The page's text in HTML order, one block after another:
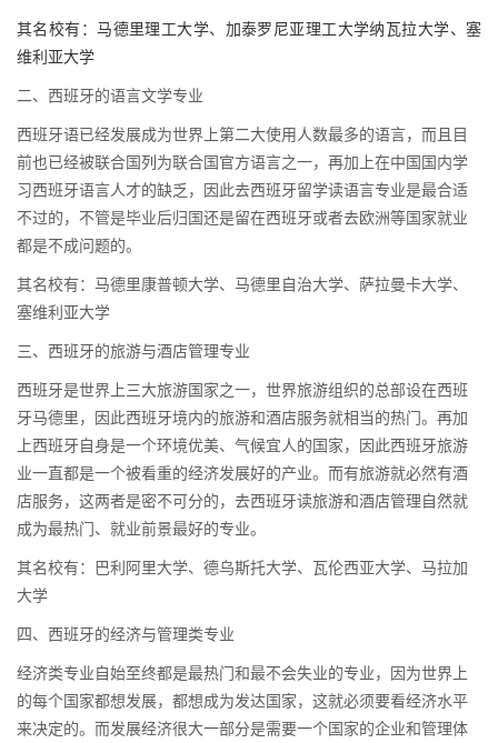
其名校有：马德里理工大学、加泰罗尼亚理工大学纳瓦拉大学、塞
维利亚大学
二、西班牙的语言文学专业
西班牙语已经发展成为世界上第二大使用人数最多的语言，而且目
前也已经被联合国列为联合国官方语言之一，再加上在中国国内学
习西班牙语言人才的缺乏，因此去西班牙留学读语言专业是最合适
不过的，不管是毕业后归国还是留在西班牙或者去欧洲等国家就业
都是不成问题的。
其名校有：马德里康普顿大学、马德里自治大学、萨拉曼卡大学、
塞维利亚大学
三、西班牙的旅游与酒店管理专业
西班牙是世界上三大旅游国家之一，世界旅游组织的总部设在西班
牙马德里，因此西班牙境内的旅游和酒店服务就相当的热门。再加
上西班牙自身是一个环境优美、气候宜人的国家，因此西班牙旅游
业一直都是一个被看重的经济发展好的产业。而有旅游就必然有酒
店服务，这两者是密不可分的，去西班牙读旅游和酒店管理自然就
成为最热门、就业前景最好的专业。
其名校有：巴利阿里大学、德乌斯托大学、瓦伦西亚大学、马拉加
大学
四、西班牙的经济与管理类专业
经济类专业自始至终都是最热门和最不会失业的专业，因为世界上
的每个国家都想发展，都想成为发达国家，这就必须要看经济水平
来决定的。而发展经济很大一部分是需要一个国家的企业和管理体